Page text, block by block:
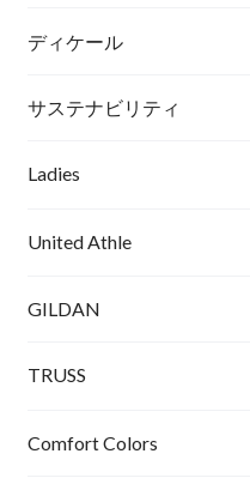
ディケール
サステナビリティ
Ladies
United Athle
GILDAN
TRUSS
Comfort Colors